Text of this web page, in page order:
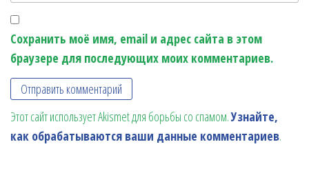
Сохранить моё имя, email и адрес сайта в этом
браузере для последующих моих комментариев.
Этот сайт использует Akismet для борьбы со спамом.Узнайте,
как обрабатываются ваши данные комментариев.